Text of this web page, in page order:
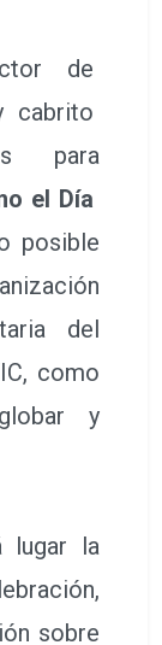
de
cabrito
para
el Día
posible
del
como
y
la
sobre